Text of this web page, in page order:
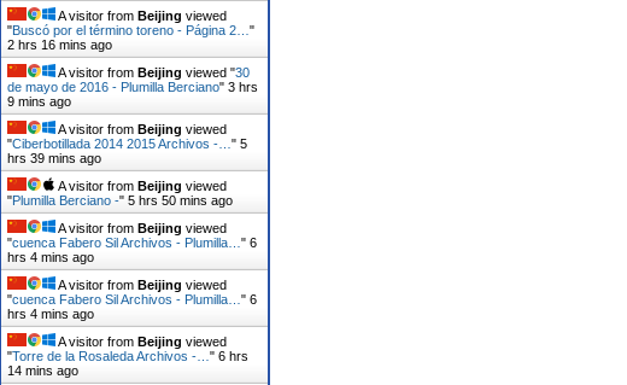
A visitor from Beijing viewed
"Buscó por el término toreno - Página 2… "
2 hrs 16 mins ago
A visitor from Beijing viewed "30
de mayo de 2016 - Plumilla Berciano" 3 hrs
9 mins ago
A visitor from Beijing viewed
"Ciberbotillada 2014 2015 Archivos -… " 5
hrs 39 mins ago
A visitor from Beijing viewed
"Plumilla Berciano -" 5 hrs 50 mins ago
A visitor from Beijing viewed
"cuenca Fabero Sil Archivos - Plumilla… " 6
hrs 4 mins ago
A visitor from Beijing viewed
"cuenca Fabero Sil Archivos - Plumilla… " 6
hrs 4 mins ago
A visitor from Beijing viewed
"Torre de la Rosaleda Archivos -… " 6 hrs
14 mins ago